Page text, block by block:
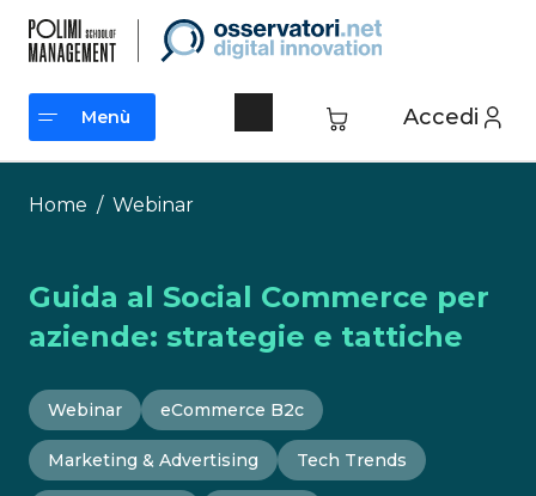
contenuto
Accedi
Menù
Menù
Home / Webinar
Guida al Social Commerce per
aziende: strategie e tattiche
Webinar eCommerce B2c
Marketing & Advertising Tech Trends